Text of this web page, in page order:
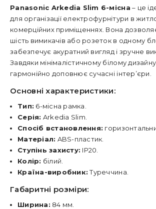
Panasonic Arkedia Slim 6-місна – це
для організації електрофурнітури в
комерційних приміщеннях. Вона
шість вимикачів або розеток в одному
забезпечує акуратний вигляд і зручне
Завдяки мінімалістичному білому
гармонійно доповнює сучасні інтер’єри.
Основні характеристики:
Тип: 6-місна рамка.
Серія: Arkedia Slim.
Спосіб встановлення:
Матеріал: ABS-пластик.
Ступінь захисту: IP20.
Колір: білий.
Країна-виробник:Туреччина.
Габаритні розміри:
Ширина: 84 мм.